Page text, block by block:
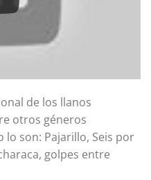
de los llanos
otros géneros
lo son: Pajarillo, Seis por
golpes entre